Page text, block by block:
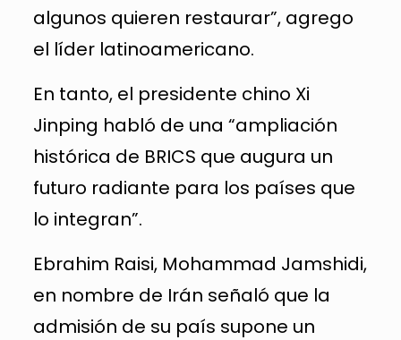
algunos quieren restaurar”, agrego
el líder latinoamericano.
En tanto, el presidente chino Xi
Jinping habló de una “ampliación
histórica de BRICS que augura un
futuro radiante para los países que
lo integran”.
Ebrahim Raisi, Mohammad Jamshidi,
en nombre de Irán señaló que la
admisión de su país supone un